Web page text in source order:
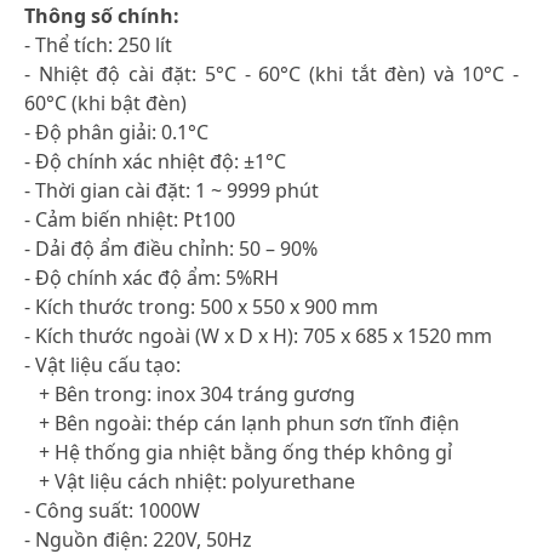
Thông số chính:
- Thể tích: 250 lít
- Nhiệt độ cài đặt: 5°C - 60°C (khi tắt đèn) và 10°C -
60°C (khi bật đèn)
- Độ phân giải: 0.1°C
- Độ chính xác nhiệt độ: ±1°C
- Thời gian cài đặt: 1 ~ 9999 phút
- Cảm biến nhiệt: Pt100
- Dải độ ẩm điều chỉnh: 50 – 90%
- Độ chính xác độ ẩm: 5%RH
- Kích thước trong: 500 x 550 x 900 mm
- Kích thước ngoài (W x D x H): 705 x 685 x 1520 mm
- Vật liệu cấu tạo:
+ Bên trong: inox 304 tráng gương
+ Bên ngoài: thép cán lạnh phun sơn tĩnh điện
+ Hệ thống gia nhiệt bằng ống thép không gỉ
+ Vật liệu cách nhiệt: polyurethane
- Công suất: 1000W
- Nguồn điện: 220V, 50Hz